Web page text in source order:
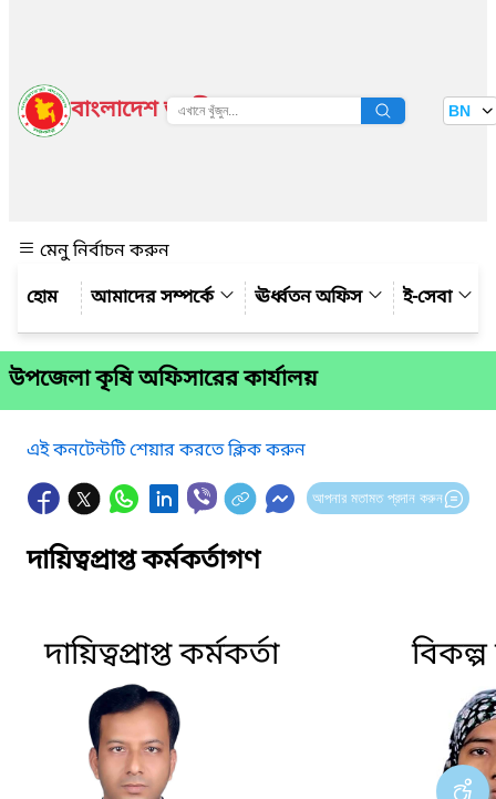
বাংলাদেশ জাতীয় তথ্য বাতায়ন BN
মেনু নির্বাচন করুন
আমাদের সম্পর্কে
ঊর্ধ্বতন অফিস ই-সেবা
উপজেলা কৃষি অফিসারের কার্যালয়
এই কনটেন্টটি শেয়ার করতে ক্লিক করুন
আপনার মতামত প্রদান করুন
দায়িত্বপ্রাপ্ত কর্মকর্তাগণ
দায়িত্বপ্রাপ্ত কর্মকর্তা বিকল্প